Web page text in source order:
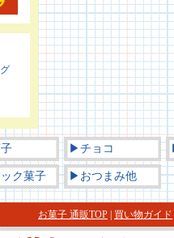
▶チョコ
ク菓子 ▶おつまみ他
お菓子 通販TOP 買い物ガイド